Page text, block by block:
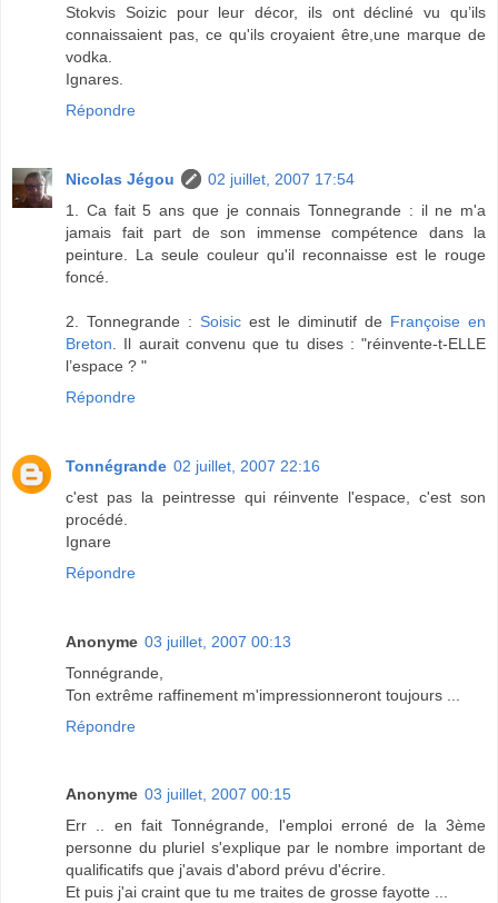
Stokvis Soizic pour leur décor, ils ont décliné vu qu’ils
connaissaient pas, ce qu'ils croyaient être,une marque de
vodka.
Ignares.
Répondre
Nicolas Jégou
02 juillet, 2007 17:54
1. Ca fait 5 ans que je connais Tonnegrande : il ne m'a
jamais fait part de son immense compétence dans la
peinture. La seule couleur qu'il reconnaisse est le rouge
foncé.
2. Tonnegrande : Soisic est le diminutif de Françoise en
Breton . Il aurait convenu que tu dises : "réinvente-t-ELLE
l’espace ? "
Répondre
Tonnégrande 02 juillet, 2007 22:16
c'est pas la peintresse qui réinvente l'espace, c'est son
procédé.
Ignare
Répondre
Anonyme 03 juillet, 2007 00:13
Tonnégrande,
Ton extrême raffinement m'impressionneront toujours ...
Répondre
Anonyme 03 juillet, 2007 00:15
Err .. en fait Tonnégrande, l'emploi erroné de la 3ème
personne du pluriel s'explique par le nombre important de
qualificatifs que j'avais d'abord prévu d'écrire.
Et puis j'ai craint que tu me traites de grosse fayotte ...